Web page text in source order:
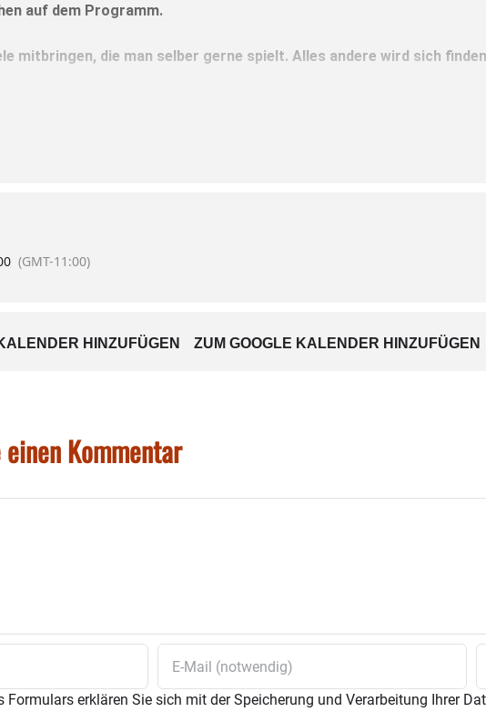
auf dem Programm.
mitbringen, die man selber gerne spielt. Alles andere wird sich
soll über dem Spiele-Ernst stehen
(GMT-11:00)
HINZUFÜGEN ZUM GOOGLE KALENDER HINZUFÜGEN
Kommentar
Formulars erklären Sie sich mit der Speicherung und Verarbeitung Ihrer